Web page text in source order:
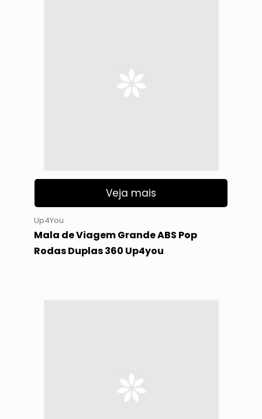
Veja mais
Up4You
Mala de Viagem Grande ABS Pop
Rodas Duplas 360 Up4you